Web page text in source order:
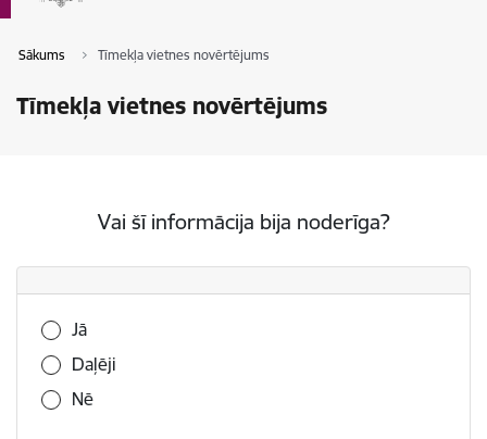
Sākums Tīmekļa vietnes novērtējums
Tīmekļa vietnes novērtējums
Vai šī informācija bija noderīga?
Vai šī informācija bija noderīga?
Jā
Daļēji
Nē